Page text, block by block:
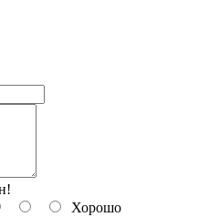
Хорошо